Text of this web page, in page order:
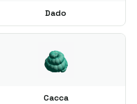
Dado
Cacca